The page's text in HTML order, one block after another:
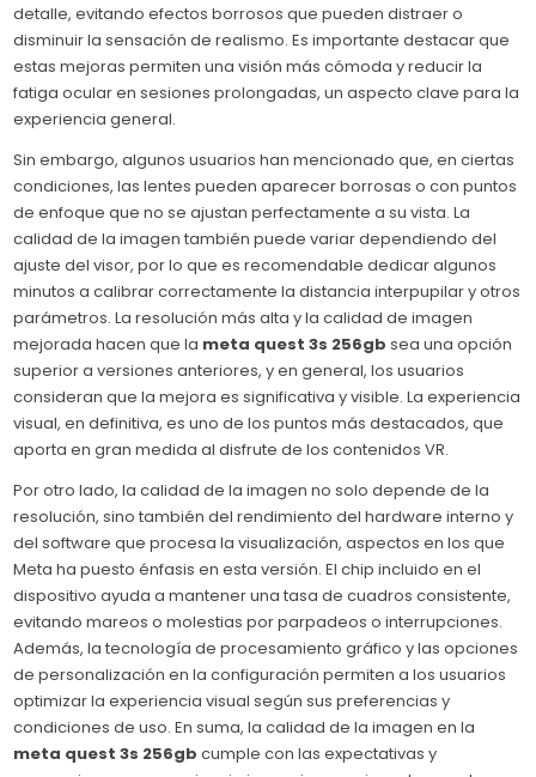
detalle, evitando efectos borrosos que pueden distraer o
disminuir la sensación de realismo. Es importante destacar que
estas mejoras permiten una visión más cómoda y reducir la
fatiga ocular en sesiones prolongadas, un aspecto clave para la
experiencia general.
Sin embargo, algunos usuarios han mencionado que, en ciertas
condiciones, las lentes pueden aparecer borrosas o con puntos
de enfoque que no se ajustan perfectamente a su vista. La
calidad de la imagen también puede variar dependiendo del
ajuste del visor, por lo que es recomendable dedicar algunos
minutos a calibrar correctamente la distancia interpupilar y otros
parámetros. La resolución más alta y la calidad de imagen
mejorada hacen que la meta quest 3s 256gb sea una opción
superior a versiones anteriores, y en general, los usuarios
consideran que la mejora es significativa y visible. La experiencia
visual, en definitiva, es uno de los puntos más destacados, que
aporta en gran medida al disfrute de los contenidos VR.
Por otro lado, la calidad de la imagen no solo depende de la
resolución, sino también del rendimiento del hardware interno y
del software que procesa la visualización, aspectos en los que
Meta ha puesto énfasis en esta versión. El chip incluido en el
dispositivo ayuda a mantener una tasa de cuadros consistente,
evitando mareos o molestias por parpadeos o interrupciones.
Además, la tecnología de procesamiento gráfico y las opciones
de personalización en la configuración permiten a los usuarios
optimizar la experiencia visual según sus preferencias y
condiciones de uso. En suma, la calidad de la imagen en la
meta quest 3s 256gb cumple con las expectativas y